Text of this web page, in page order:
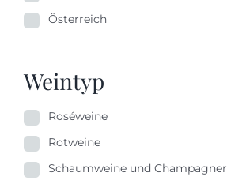
Österreich
Weintyp
Roséweine
Rotweine
Schaumweine und Champagner